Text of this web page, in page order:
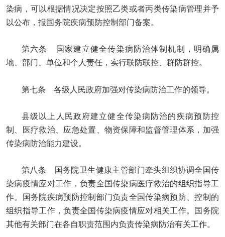
染病，可以根据情况决定按照乙类或者丙类传染病管理并予
以公布，报国务院疾病预防控制部门备案。
第六条 国家建立健全传染病防治体制机制，明确属
地、部门、单位和个人责任，实行联防联控、群防群控。
第七条 各级人民政府加强对传染病防治工作的领导。
县级以上人民政府建立健全传染病防治的疾病预防控
制、医疗救治、应急处置、物资保障和监督管理体系，加强
传染病防治能力建设。
第八条 国务院卫生健康主管部门牵头组织协调全国传
染病疫情应对工作，负责全国传染病医疗救治的组织指导工
作。国务院疾病预防控制部门负责全国传染病预防、控制的
组织指导工作，负责全国传染病疫情应对相关工作。国务院
其他有关部门在各自职责范围内负责传染病防治有关工作。